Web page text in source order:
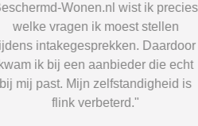
termen en opties. Beschermd-
Wonen.nl maakte het helder en
leidde me naar een passende
zorgaanbieder. Het heeft me tijd en
stress bespaard en mijn herstel een
goede start gegeven."